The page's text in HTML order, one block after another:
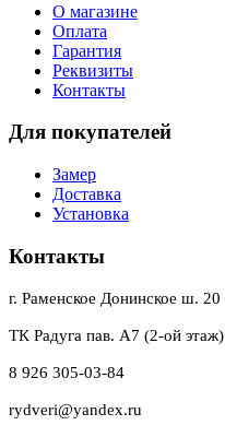
О магазине
Оплата
Гарантия
Реквизиты
Контакты
Для покупателей
Замер
Доставка
Установка
Контакты
г. Раменское Донинское ш. 20
ТК Радуга пав. А7 (2-ой этаж)
8 926 305-03-84
rydveri@yandex.ru